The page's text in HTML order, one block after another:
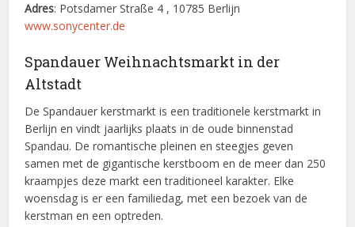
Adres: Potsdamer Straße 4 , 10785 Berlijn
www.sonycenter.de
Spandauer Weihnachtsmarkt in der
Altstadt
De Spandauer kerstmarkt is een traditionele kerstmarkt in
Berlijn en vindt jaarlijks plaats in de oude binnenstad
Spandau. De romantische pleinen en steegjes geven
samen met de gigantische kerstboom en de meer dan 250
kraampjes deze markt een traditioneel karakter. Elke
woensdag is er een familiedag, met een bezoek van de
kerstman en een optreden.